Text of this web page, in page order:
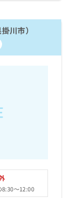
川市）
8:30～12:00